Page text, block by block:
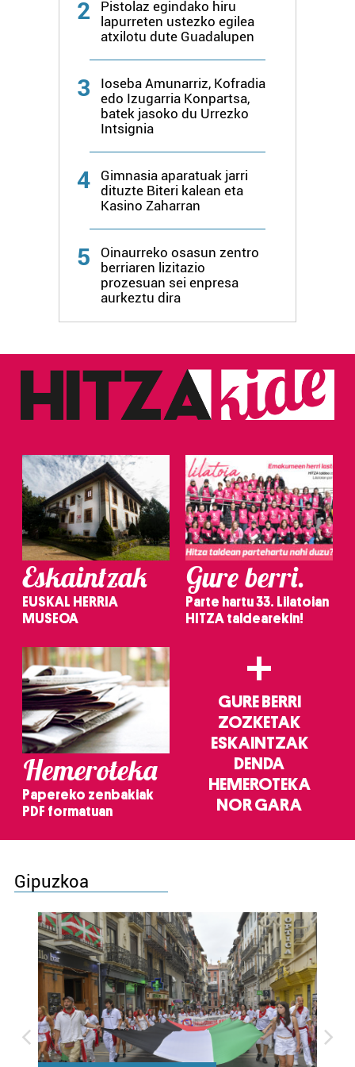
2
Pistolaz egindako hiru
lapurreten ustezko egilea
atxilotu dute Guadalupen
3
Ioseba Amunarriz, Kofradia
edo Izugarria Konpartsa,
batek jasoko du Urrezko
Intsignia
4
Gimnasia aparatuak jarri
dituzte Biteri kalean eta
Kasino Zaharran
5
Oinaurreko osasun zentro
berriaren lizitazio
prozesuan sei enpresa
aurkeztu dira
Eskaintzak
EUSKAL HERRIA
MUSEOA
Gure berri.
Parte hartu 33. Lilatoian
HITZA taldearekin!
Hemeroteka
Papereko zenbakiak
PDF formatuan
+
GURE BERRI
ZOZKETAK
ESKAINTZAK
DENDA
HEMEROTEKA
NOR GARA
Gipuzkoa